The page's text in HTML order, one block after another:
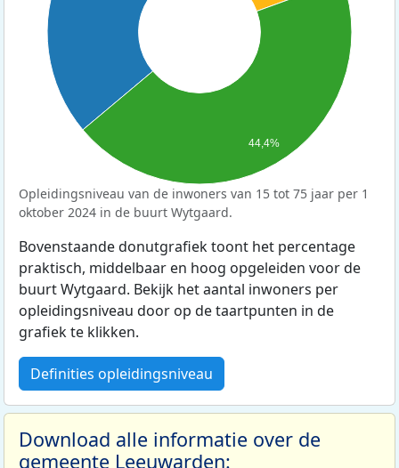
44,4%
Opleidingsniveau van de inwoners van 15 tot 75 jaar per 1
oktober 2024 in de buurt Wytgaard.
Bovenstaande donutgrafiek toont het percentage
praktisch, middelbaar en hoog opgeleiden voor de
buurt Wytgaard. Bekijk het aantal inwoners per
opleidingsniveau door op de taartpunten in de
grafiek te klikken.
Definities opleidingsniveau
Download alle informatie over de
gemeente Leeuwarden: